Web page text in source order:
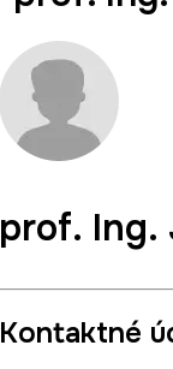
prof. Ing.
Kontaktné